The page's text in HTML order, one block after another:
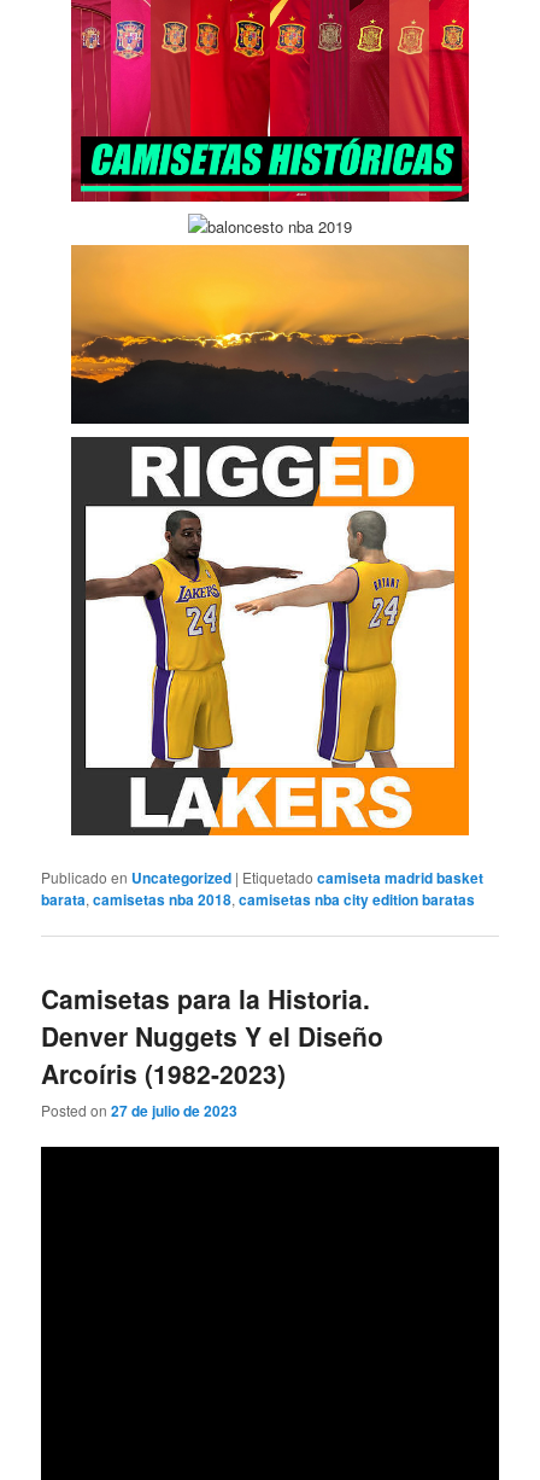
Publicado en Uncategorized | Etiquetado camiseta madrid basket
barata,camisetas nba 2018,camisetas nba city edition baratas
Camisetas para la Historia.
Denver Nuggets Y el Diseño
Arcoíris (1982-2023)
Posted on27 de julio de 2023